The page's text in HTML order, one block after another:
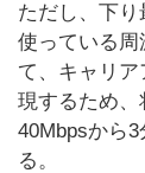
ただし、下
使っている周
て、キャリ
現するため、
40Mbpsから
る。